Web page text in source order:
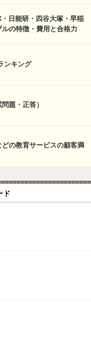
・日能研・四谷大塚・早稲
の特徴・費用と合格力
ンキング
題・正答）
どの教育サービスの顧客満
ド